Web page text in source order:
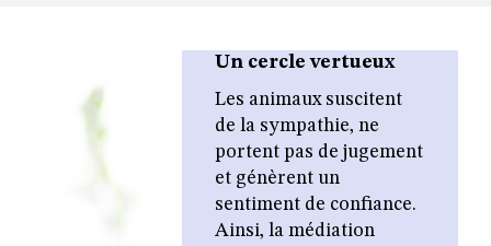
Un cercle vertueux
Les animaux suscitent
de la sympathie, ne
portent pas de jugement
et génèrent un
sentiment de confiance.
Ainsi, la médiation